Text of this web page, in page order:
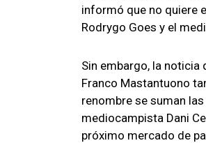
informó que no quiere
Rodrygo Goes y el
Sin embargo, la noticia
Franco Mastantuono
renombre se suman
mediocampista Dani
próximo mercado de